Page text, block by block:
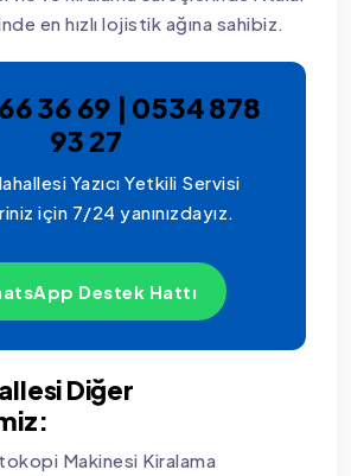
en hızlı lojistik ağına sahibiz.
36 69 | 0534 878
93 27
Yazıcı Yetkili Servisi
için 7/24 yanınızdayız.
Destek Hattı
Diğer
Makinesi Kiralama